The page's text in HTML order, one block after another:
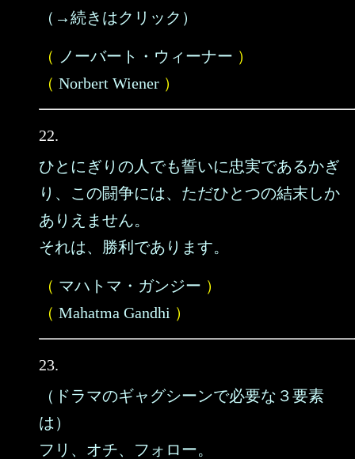
（→続きはクリック）
（ ノーバート・ウィーナー ）
（ Norbert Wiener ）
22.
ひとにぎりの人でも誓いに忠実であるかぎ
り、この闘争には、ただひとつの結末しか
ありえません。
それは、勝利であります。
（ マハトマ・ガンジー ）
（ Mahatma Gandhi ）
23.
（ドラマのギャグシーンで必要な３要素
は）
フリ、オチ、フォロー。